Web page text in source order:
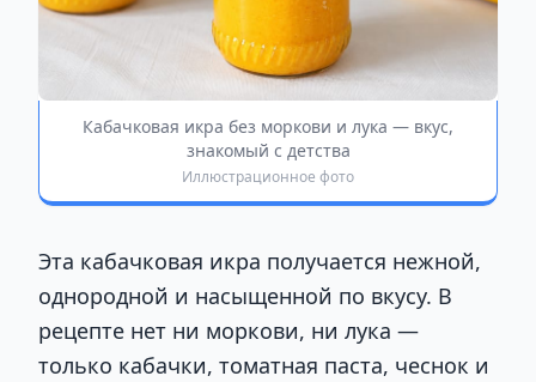
Кабачковая икра без моркови и лука — вкус,
знакомый с детства
Иллюстрационное фото
Эта кабачковая икра получается нежной,
однородной и насыщенной по вкусу. В
рецепте нет ни моркови, ни лука —
только кабачки, томатная паста, чеснок и